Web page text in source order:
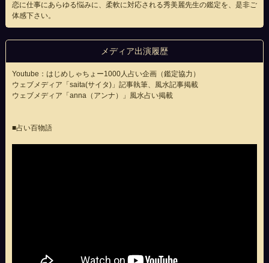
恋に仕事にあらゆる悩みに、柔軟に対応される秀美麗先生の鑑定を、是非ご
体感下さい。
メディア出演履歴
Youtube：はじめしゃちょー1000人占い企画（鑑定協力）
ウェブメディア「saita(サイタ)」記事執筆、風水記事掲載
ウェブメディア「anna（アンナ）」風水占い掲載
■占い百物語